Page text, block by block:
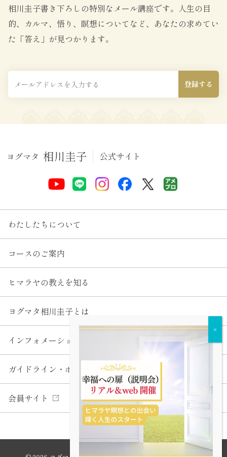
相川圭子書き下ろしの特別なメール講座です。 人生の目
的、カルマ、悟り、瞑想についてなど、あなたの求めてい
た「答え」が見つかります。
わたしたちについて
コースのご案内
ヒマラヤの教えを知る
ヨグマタ相川圭子とは
インフォメーション
ガイドライン・ポリシー
会員サイト